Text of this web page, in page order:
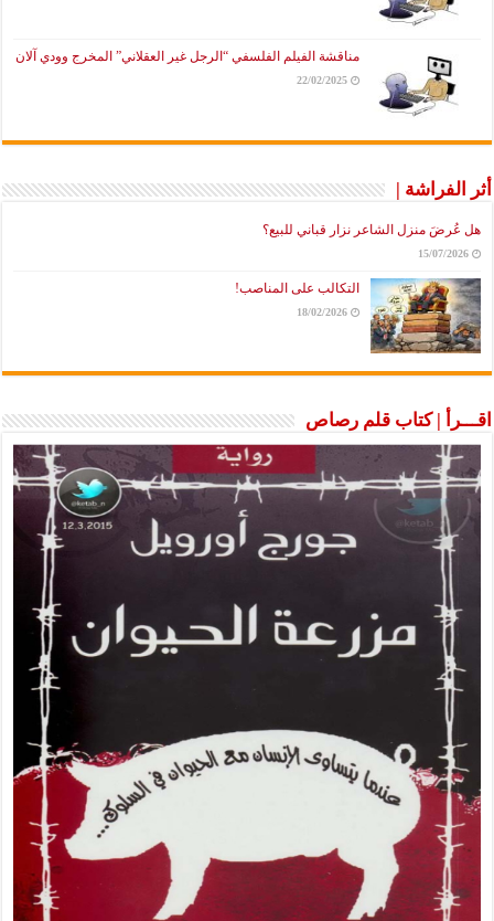
مناقشة الفيلم الفلسفي “الرجل غير العقلاني” المخرج وودي آلان
22/02/2025
أثر الفراشة |
هل عُرضَ منزل الشاعر نزار قباني للبيع؟
15/07/2026
التكالب على المناصب!
18/02/2026
اقـــرأ | كتاب قلم رصاص